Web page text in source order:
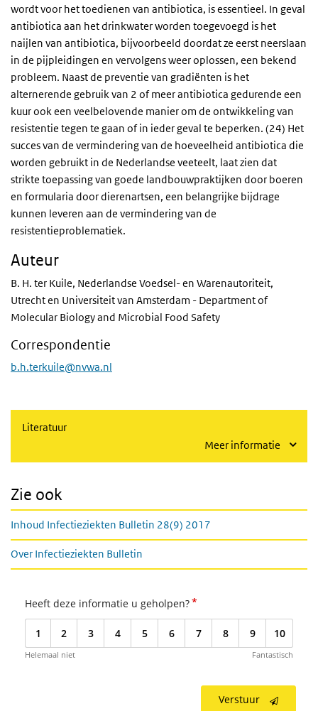
wordt voor het toedienen van antibiotica, is essentieel. In geval
antibiotica aan het drinkwater worden toegevoegd is het
naijlen van antibiotica, bijvoorbeeld doordat ze eerst neerslaan
in de pijpleidingen en vervolgens weer oplossen, een bekend
probleem. Naast de preventie van gradiënten is het
alternerende gebruik van 2 of meer antibiotica gedurende een
kuur ook een veelbelovende manier om de ontwikkeling van
resistentie tegen te gaan of in ieder geval te beperken. (24) Het
succes van de vermindering van de hoeveelheid antibiotica die
worden gebruikt in de Nederlandse veeteelt, laat zien dat
strikte toepassing van goede landbouwpraktijken door boeren
en formularia door dierenartsen, een belangrijke bijdrage
kunnen leveren aan de vermindering van de
resistentieproblematiek.
Auteur
B. H. ter Kuile, Nederlandse Voedsel- en Warenautoriteit,
Utrecht en Universiteit van Amsterdam - Department of
Molecular Biology and Microbial Food Safety
Correspondentie
b.h.terkuile@nvwa.nl
Literatuur
Meer informatie
Zie ook
Inhoud Infectieziekten Bulletin 28(9) 2017
Over Infectieziekten Bulletin
Heeft deze informatie u geholpen?*
1 2 3 4 5 6 7 8 9 10
Helemaal niet Fantastisch
Verstuur